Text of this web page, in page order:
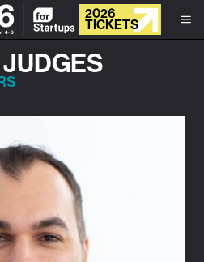
2026
TICKETS